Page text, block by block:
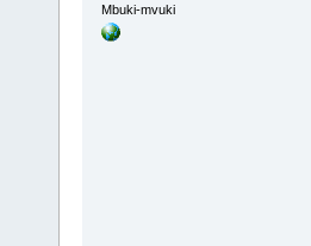
Mbuki-mvuki